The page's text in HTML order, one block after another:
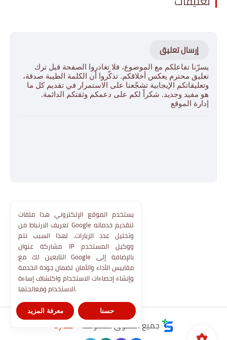
إرسال تعليق
يسرّنا تفاعلكم مع الموضوع، فلا تغادروا الصفحة قبل ترك
تعليق محترم يعكس أخلاقكم. تذكّروا أن الكلمة الطيبة صدقة،
وتعليقاتكم الإيجابية تشجّعنا على الاستمرار في تقديم كل ما
هو مفيد وجديد. شكراً لكم على دعمكم وثقتكم الدائمة.
إدارة الموقع
جميع الحقوق محفوظة © مدارنا
يستخدم الموقع الإلكتروني هذا ملفات
تعريف الارتباط من Google لتقديم خدماته
وتحليل عدد الزيارات. لهذا السبب تتم
مشاركة عنوان IP ووكيل المستخدم
التابعين لك مع Google بالإضافة إلى
مقاييس الأداء والأمان لضمان جودة الخدمة
وإنشاء إحصاءات الاستخدام واكتشاف إساءة
الاستخدام ومعالجتها.
معرفة المزيد حسنا